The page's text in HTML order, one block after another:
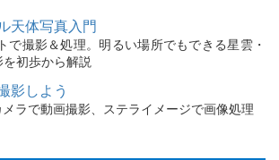
天体写真入門
で撮影＆処理。明るい場所でもできる星雲・
初歩から解説
影しよう
ラで動画撮影、ステライメージで画像処理